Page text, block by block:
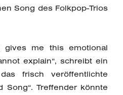
Song des Folkpop-Trios
gives me this emotional
explain“, schreibt ein
frisch veröffentlichte
Song“. Treffender könnte